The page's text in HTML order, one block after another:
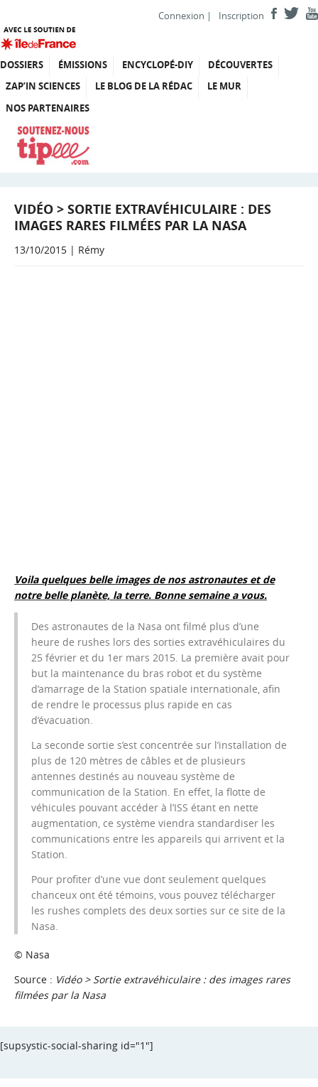
Connexion | Inscription
DOSSIERS ÉMISSIONS ENCYCLOPÉ-DIY
DÉCOUVERTES
ZAP’IN SCIENCES
LE BLOG DE LA RÉDAC
LE MUR
NOS PARTENAIRES
VIDÉO > SORTIE EXTRAVÉHICULAIRE : DES
IMAGES RARES FILMÉES PAR LA NASA
13/10/2015 | Rémy
Voila quelques belle images de nos astronautes et de
notre belle planète, la terre. Bonne semaine a vous.
Des astronautes de la Nasa ont filmé plus d’une
heure de rushes lors des sorties extravéhiculaires du
25 février et du 1er mars 2015. La première avait pour
but la maintenance du bras robot et du système
d’amarrage de la Station spatiale internationale, afin
de rendre le processus plus rapide en cas
d’évacuation.
La seconde sortie s’est concentrée sur l’installation de
plus de 120 mètres de câbles et de plusieurs
antennes destinés au nouveau système de
communication de la Station. En effet, la flotte de
véhicules pouvant accéder à l’ISS étant en nette
augmentation, ce système viendra standardiser les
communications entre les appareils qui arrivent et la
Station.
Pour profiter d’une vue dont seulement quelques
chanceux ont été témoins, vous pouvez télécharger
les rushes complets des deux sorties sur ce site de la
Nasa.
© Nasa
Source : Vidéo > Sortie extravéhiculaire : des images rares
filmées par la Nasa
[supsystic-social-sharing id="1"]